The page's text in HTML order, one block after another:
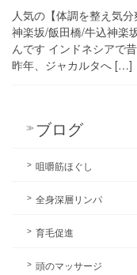
人気の【体調を整え気
神楽坂/飯田橋/牛込神楽
んです インドネシアで
昨年、ジャカルタへ […]
ブログ
咀嚼筋ほぐし
全身深層リンパ
育毛促進
頭のマッサージ